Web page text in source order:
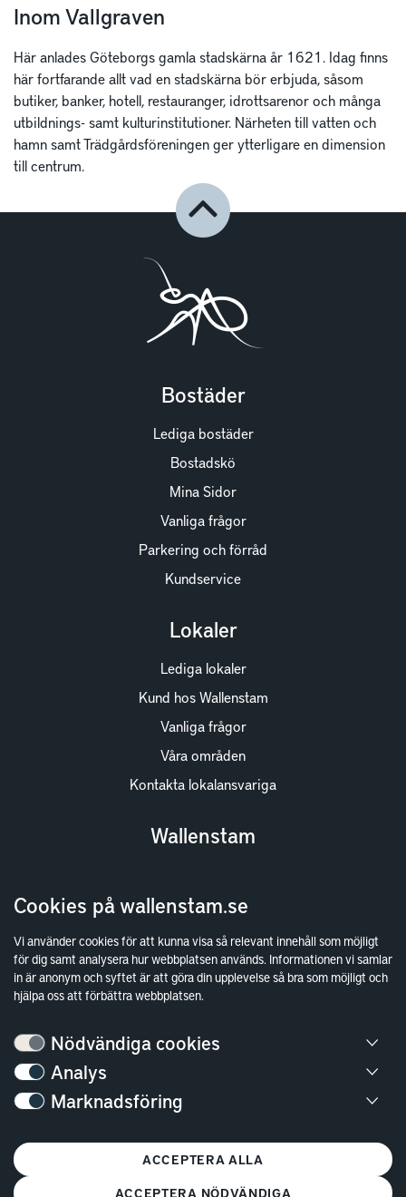
Cookies på wallenstam.se
Vi använder cookies för att kunna visa så relevant innehåll som möjligt
för dig samt analysera hur webbplatsen används. Informationen vi samlar
in är anonym och syftet är att göra din upplevelse så bra som möjligt och
hjälpa oss att förbättra webbplatsen.
Nödvändiga cookies
Analys
Marknadsföring
ACCEPTERA ALLA
ACCEPTERA NÖDVÄNDIGA
Inom Vallgraven
Här anlades Göteborgs gamla stadskärna år 1621. Idag finns
här fortfarande allt vad en stadskärna bör erbjuda, såsom
butiker, banker, hotell, restauranger, idrottsarenor och många
utbildnings- samt kulturinstitutioner. Närheten till vatten och
hamn samt Trädgårdsföreningen ger ytterligare en dimension
till centrum.
Bostäder
Lediga bostäder
Bostadskö
Mina Sidor
Vanliga frågor
Parkering och förråd
Kundservice
Lokaler
Lediga lokaler
Kund hos Wallenstam
Vanliga frågor
Våra områden
Kontakta lokalansvariga
Wallenstam
Finansiella rapporter
Sök fakturamottagare
Våra fastigheter
Hållbarhet
Kundservice
Stockholm